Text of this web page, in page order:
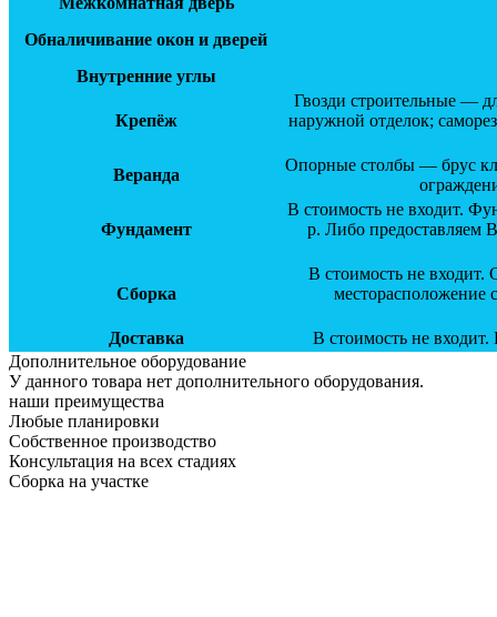
Обналичивание окон и дверей
Внутренние углы
Крепёж
Гвозди строительные —
наружной отделок;
Веранда
Опорные столбы — брус
Фундамент
В стоимость не входит.
р. Либо предоставляем
Сборка
В стоимость не входит.
месторасположение
Доставка
В стоимость не входит.
Дополнительное оборудование
У данного товара нет дополнительного оборудования.
наши преимущества
Любые планировки
Собственное производство
Консультация на всех стадиях
Сборка на участке